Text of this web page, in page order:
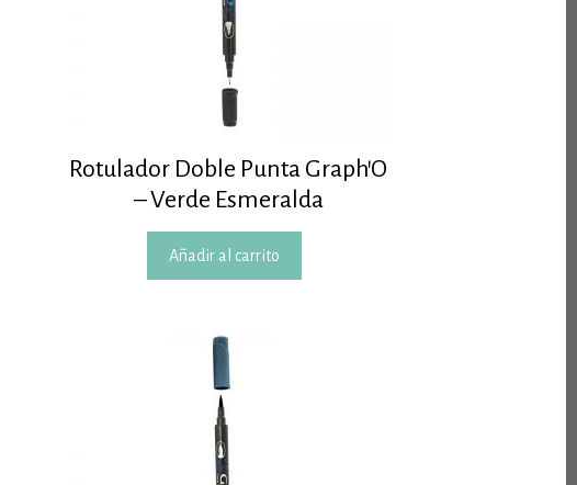
Rotulador Doble Punta Graph’O
– Verde Esmeralda
Añadir al carrito